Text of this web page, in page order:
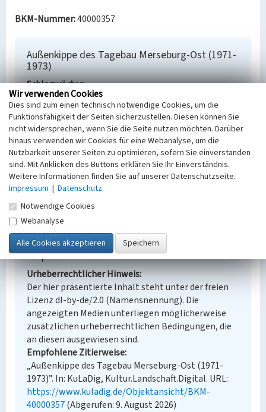
BKM-Nummer:40000357
Außenkippe des Tagebau Merseburg-Ost (1971-
1973)
Schlagwörter
Abraumhalde
Ort
Schkopau
Fachsicht(en)
Denkmalpflege
Erfassungsmaßstab
Keine Angabe
Erfassungsmethode
Übernahme aus externer Fachdatenbank
Empfohlene Zitierweise
Urheberrechtlicher Hinweis
Der hier präsentierte Inhalt steht unter der freien
Lizenz dl-by-de/2.0 (Namensnennung). Die
angezeigten Medien unterliegen möglicherweise
zusätzlichen urheberrechtlichen Bedingungen, die
an diesen ausgewiesen sind.
Empfohlene Zitierweise
„Außenkippe des Tagebau Merseburg-Ost (1971-
1973)”. In: KuLaDig, Kultur.Landschaft.Digital. URL:
https://www.kuladig.de/Objektansicht/BKM-
40000357(Abgerufen: 9. August 2026)
Wir verwenden Cookies
Dies sind zum einen technisch notwendige Cookies, um die
Funktionsfähigkeit der Seiten sicherzustellen. Diesen können Sie
nicht widersprechen, wenn Sie die Seite nutzen möchten. Darüber
hinaus verwenden wir Cookies für eine Webanalyse, um die
Nutzbarkeit unserer Seiten zu optimieren, sofern Sie einverstanden
sind. Mit Anklicken des Buttons erklären Sie Ihr Einverständnis.
Weitere Informationen finden Sie auf unserer Datenschutzseite.
Impressum | Datenschutz
Notwendige Cookies
Webanalyse